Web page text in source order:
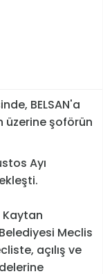
BELSAN'a
üzerine şoförün
Ayı
Kaytan
Meclis
açılış ve